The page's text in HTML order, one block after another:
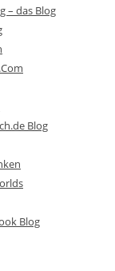
– das Blog
Blog
Blog